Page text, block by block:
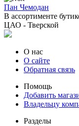
Пан Чемодан
В ассортименте
ЦАО - Тверской
О нас
О сайте
Обратная связь
Помощь
Добавить
Владельцу
Разделы